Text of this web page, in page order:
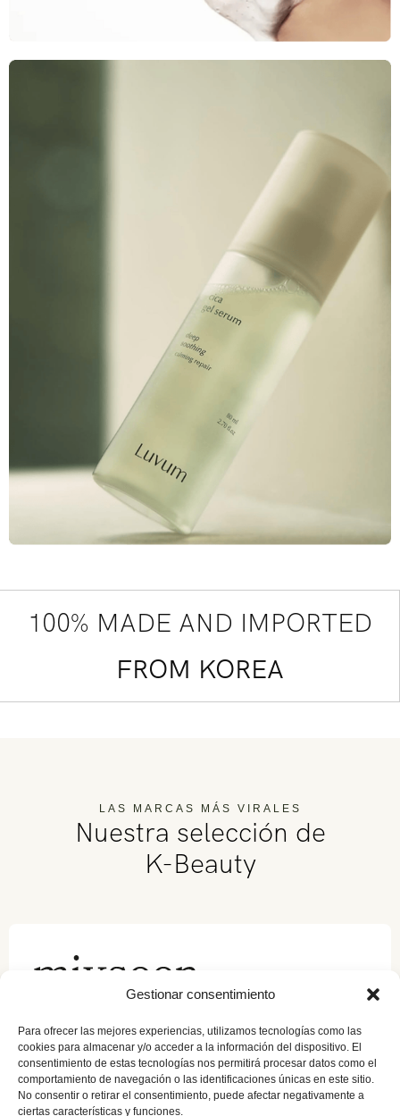
Gestionar consentimiento
Para ofrecer las mejores experiencias, utilizamos tecnologías como las
cookies para almacenar y/o acceder a la información del dispositivo. El
consentimiento de estas tecnologías nos permitirá procesar datos como el
comportamiento de navegación o las identificaciones únicas en este sitio.
No consentir o retirar el consentimiento, puede afectar negativamente a
ciertas características y funciones.
100% MADE AND IMPORTED
FROM KOREA
LAS MARCAS MÁS VIRALES
Nuestra selección de
K-Beauty
Mixsoon trabaja desde la pureza: fórmulas
concentrados que devuelven equilibrio a la
piel sin sobreestimularla. Es una marca ideal
para pieles sensibles o reactivas que buscan
hidratación profunda, calma y una rutina